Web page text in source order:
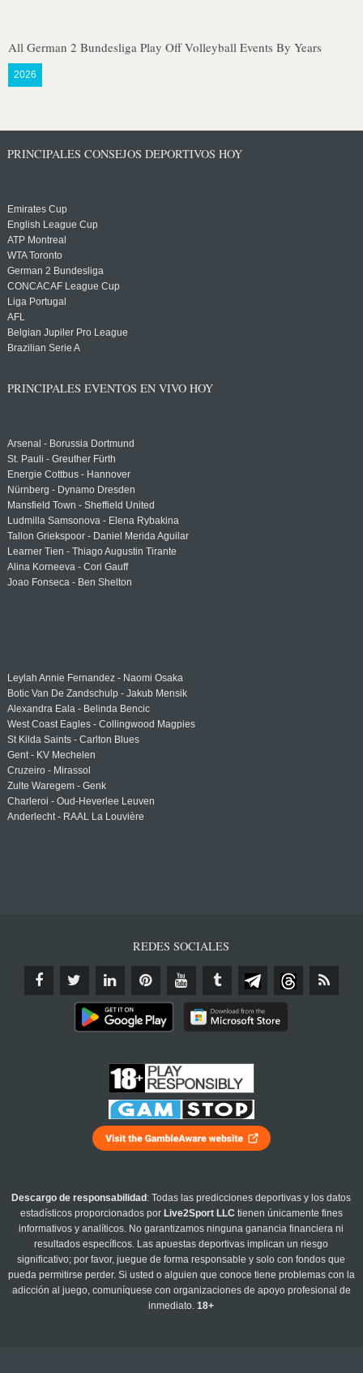
All German 2 Bundesliga Play Off Volleyball Events By Years
2026
PRINCIPALES CONSEJOS DEPORTIVOS HOY
Emirates Cup
English League Cup
ATP Montreal
WTA Toronto
German 2 Bundesliga
CONCACAF League Cup
Liga Portugal
AFL
Belgian Jupiler Pro League
Brazilian Serie A
PRINCIPALES EVENTOS EN VIVO HOY
Arsenal - Borussia Dortmund
St. Pauli - Greuther Fürth
Energie Cottbus - Hannover
Nürnberg - Dynamo Dresden
Mansfield Town - Sheffield United
Ludmilla Samsonova - Elena Rybakina
Tallon Griekspoor - Daniel Merida Aguilar
Learner Tien - Thiago Augustin Tirante
Alina Korneeva - Cori Gauff
Joao Fonseca - Ben Shelton
Leylah Annie Fernandez - Naomi Osaka
Botic Van De Zandschulp - Jakub Mensik
Alexandra Eala - Belinda Bencic
West Coast Eagles - Collingwood Magpies
St Kilda Saints - Carlton Blues
Gent - KV Mechelen
Cruzeiro - Mirassol
Zulte Waregem - Genk
Charleroi - Oud-Heverlee Leuven
Anderlecht - RAAL La Louvière
REDES SOCIALES
Descargo de responsabilidad : Todas las predicciones deportivas y los datos
estadísticos proporcionados por Live2Sport LLC tienen únicamente fines
informativos y analíticos. No garantizamos ninguna ganancia financiera ni
resultados específicos. Las apuestas deportivas implican un riesgo
significativo; por favor, juegue de forma responsable y solo con fondos que
pueda permitirse perder. Si usted o alguien que conoce tiene problemas con la
adicción al juego, comuníquese con organizaciones de apoyo profesional de
inmediato.18+